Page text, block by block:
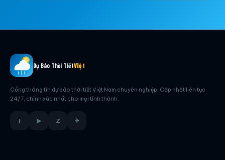
Dự Báo Thời TiếtViệt
Cổng thông tin dự báo thời tiết Việt Nam chuyên nghiệp. Cập nhật liên tục
24/7, chính xác nhất cho mọi tỉnh thành.
f ▶ Z ✈